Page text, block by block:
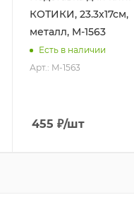
КОТИКИ, 23.3х17см,
металл, M-1563
Есть в наличии
Арт.: M-1563
455 ₽/шт